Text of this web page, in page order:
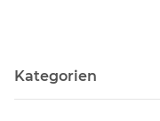
Kategorien